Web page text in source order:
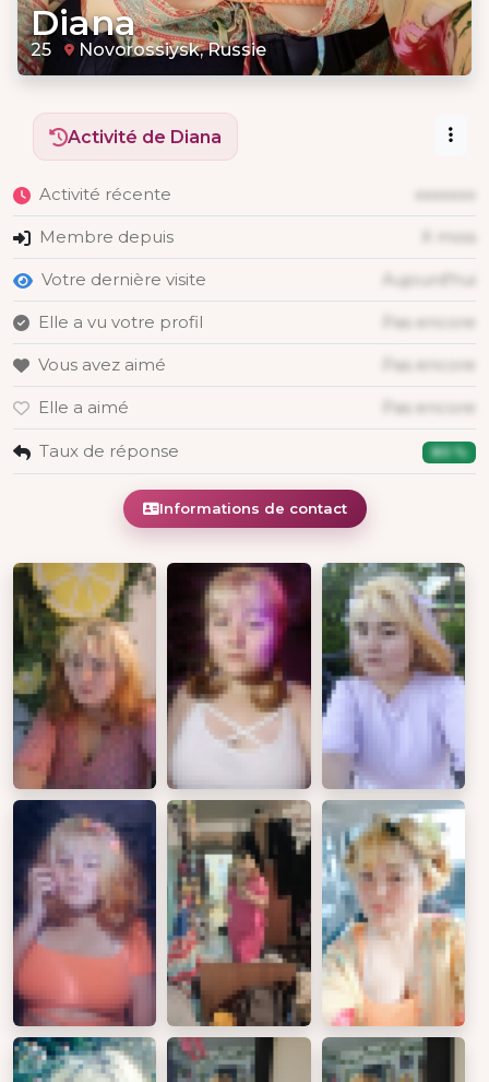
Diana
25 Novorossiysk, Russie
Activité de Diana
Activité récente xxxxxxx
Membre depuis X mois
Votre dernière visite Aujourd'hui
Elle a vu votre profil Pas encore
Vous avez aimé Pas encore
Elle a aimé Pas encore
Taux de réponse 80 %
Informations de contact